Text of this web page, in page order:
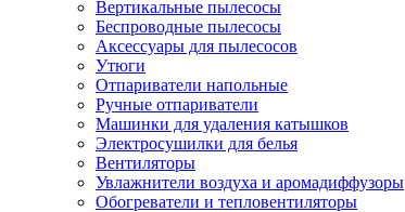
Вертикальные пылесосы
Беспроводные пылесосы
Аксессуары для пылесосов
Утюги
Отпариватели напольные
Ручные отпариватели
Машинки для удаления катышков
Электросушилки для белья
Вентиляторы
Увлажнители воздуха и аромадиффузоры
Обогреватели и тепловентиляторы